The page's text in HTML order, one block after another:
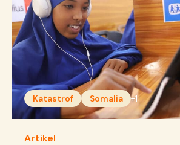
Katastrof Somalia +1
Artikel